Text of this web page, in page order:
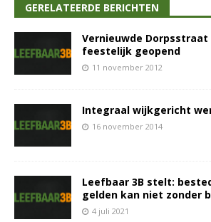
GERELATEERDE BERICHTEN
Vernieuwde Dorpsstraat
feestelijk geopend
11 november 2012
Integraal wijkgericht
16 november 2014
Leefbaar 3B stelt:
gelden kan niet zonder
4 juli 2021